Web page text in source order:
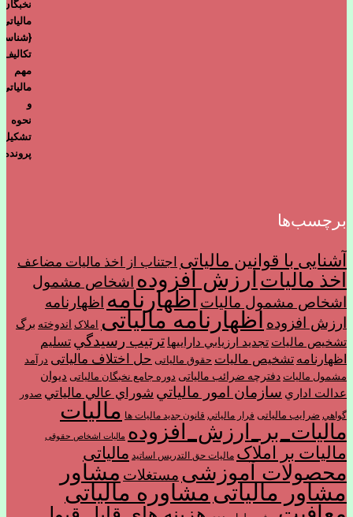
برچسب‌ها
آشنایی با قوانین مالیاتی اجتناب از اخذ ماليات مضاعف
اخذ مالیات ارزش افزوده اشخاص مشمول
اشخاص مشمول ماليات اظهارنامه اظهارنامه
ارزش افزوده اظهارنامه مالیاتی املاک اندوخته برگ
تشخیص مالیات تجديد ارزيابي دارايي­ها ترتیب رسيدگي تسليم
اظهارنامه تشخیص مالیات حقوق مالیاتی حل اختلاف مالیاتی درآمد
مشمول ماليات دفترچه ضرائب مالیاتی دوره جامع نخبگان مالیاتی ديوان
عدالت اداري سازمان امور مالياتي شوراي عالي مالياتي صدور
گواهي ضرایب مالیاتی فرار مالياتي قانون جدید مالیات ها مالیات
مالیات_بر_ارزش_افزوده مالیات اشخاص حقوقی
مالیات بر املاک مالیات حق التدریس اساتید مالیاتی
محصولات آموزشی مستغلات مشاور
مشاور مالیاتیمشاوره مالیاتی